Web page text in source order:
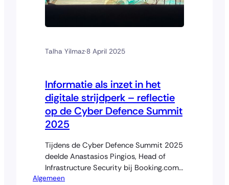
Talha Yilmaz·8 April 2025
Informatie als inzet in het
digitale strijdperk – reflectie
op de Cyber Defence Summit
2025
Tijdens de Cyber Defence Summit 2025
deelde Anastasios Pingios, Head of
Infrastructure Security bij Booking.com,
een intrigerend verhaal over hoe hotels
Algemeen